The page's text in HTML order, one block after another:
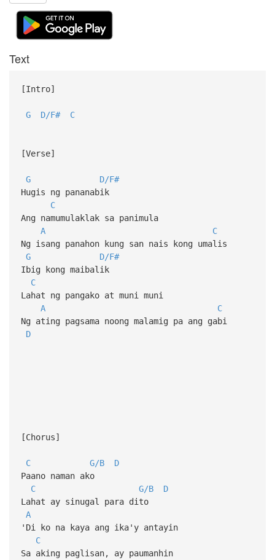
Text
[Intro]
G D/F# C
[Verse]
G
D/F#
Hugis ng pananabik
C
Ang namumulaklak sa panimula
A
C
Ng isang panahon kung san nais kong umalis
G
D/F#
Ibig kong maibalik
C
Lahat ng pangako at muni muni
A
C
Ng ating pagsama noong malamig pa ang gabi
D
[Chorus]
C G/B
D
Paano naman ako
C
G/B
D
Lahat ay sinugal para dito
A
'Di ko na kaya ang ika'y antayin
C
Sa aking paglisan, ay paumanhin